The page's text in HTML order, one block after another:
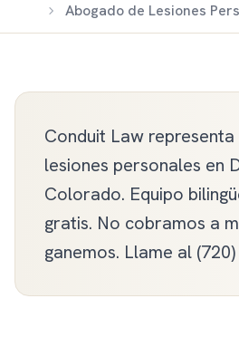
Abogado de Lesiones
Conduit Law
lesiones personales en
Colorado. Equipo
gratis. No cobramos a
ganemos. Llame al